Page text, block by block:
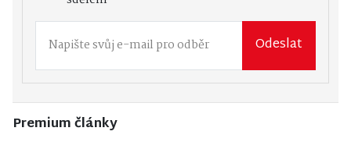
Odeslat
Premium články